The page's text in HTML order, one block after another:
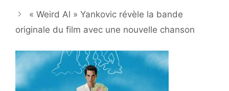
« Weird Al » Yankovic révèle la bande
originale du film avec une nouvelle chanson